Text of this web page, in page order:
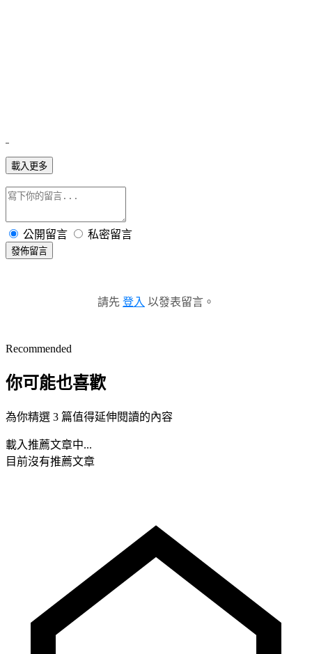
載入更多
公開留言 私密留言
發佈留言
請先 登入 以發表留言。
Recommended
你可能也喜歡
為你精選 3 篇值得延伸閱讀的內容
載入推薦文章中...
目前沒有推薦文章